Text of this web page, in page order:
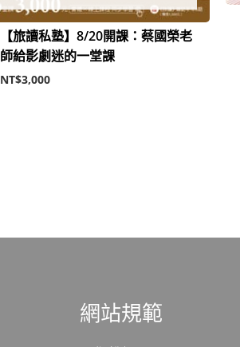
【旅讀私塾】8/20開課：蔡國榮老
師給影劇迷的一堂課
NT$3,000
網站規範